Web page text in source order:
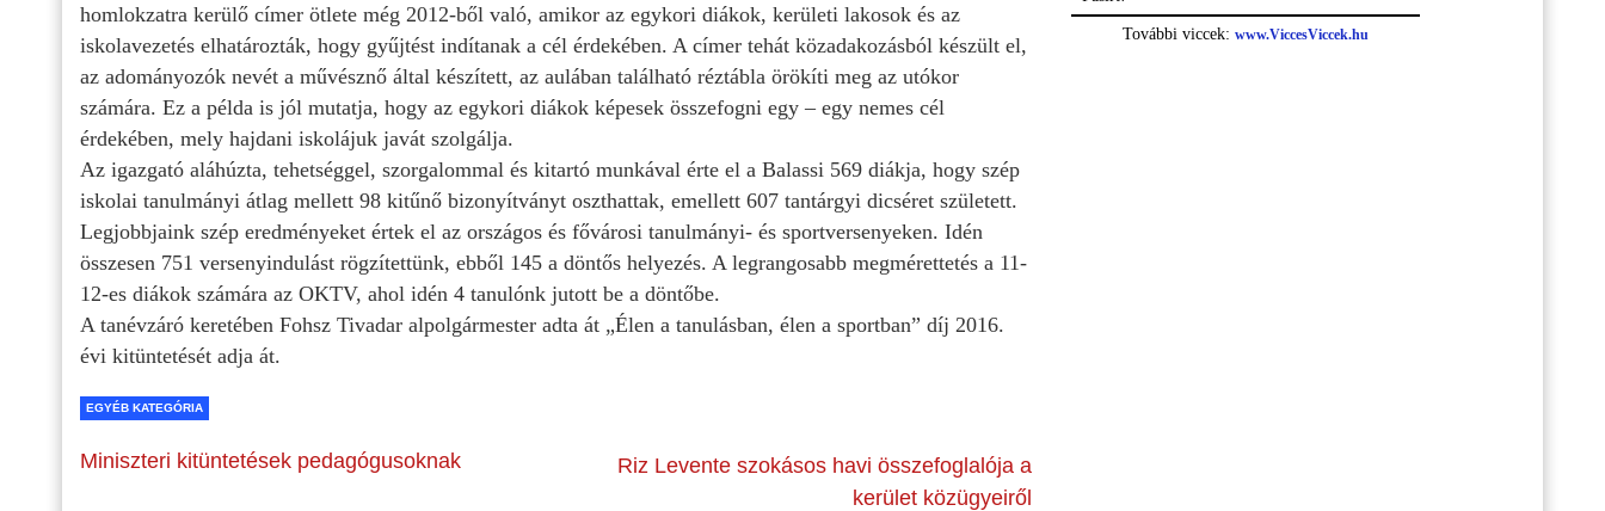
homlokzatra kerülő címer ötlete még 2012-ből való, amikor az egykori diákok, kerületi lakosok és az
iskolavezetés elhatározták, hogy gyűjtést indítanak a cél érdekében. A címer tehát közadakozásból készült el,
az adományozók nevét a művésznő által készített, az aulában található réztábla örökíti meg az utókor
számára. Ez a példa is jól mutatja, hogy az egykori diákok képesek összefogni egy – egy nemes cél
érdekében, mely hajdani iskolájuk javát szolgálja.
Az igazgató aláhúzta, tehetséggel, szorgalommal és kitartó munkával érte el a Balassi 569 diákja, hogy szép
iskolai tanulmányi átlag mellett 98 kitűnő bizonyítványt oszthattak, emellett 607 tantárgyi dicséret született.
Legjobbjaink szép eredményeket értek el az országos és fővárosi tanulmányi- és sportversenyeken. Idén
összesen 751 versenyindulást rögzítettünk, ebből 145 a döntős helyezés. A legrangosabb megmérettetés a 11-
12-es diákok számára az OKTV, ahol idén 4 tanulónk jutott be a döntőbe.
A tanévzáró keretében Fohsz Tivadar alpolgármester adta át „Élen a tanulásban, élen a sportban” díj 2016.
évi kitüntetését adja át.
EGYÉB KATEGÓRIA
Miniszteri kitüntetések pedagógusoknak
Riz Levente szokásos havi összefoglalója a
kerület közügyeiről